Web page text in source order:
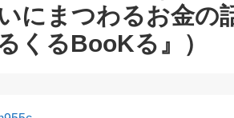
にまつわるお金の
くるBooKる』）